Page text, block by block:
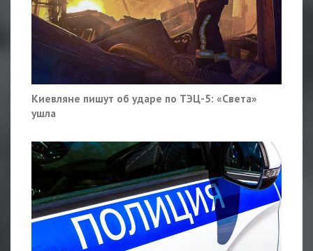
Киевляне пишут об ударе по ТЭЦ-5: «Света»
ушла